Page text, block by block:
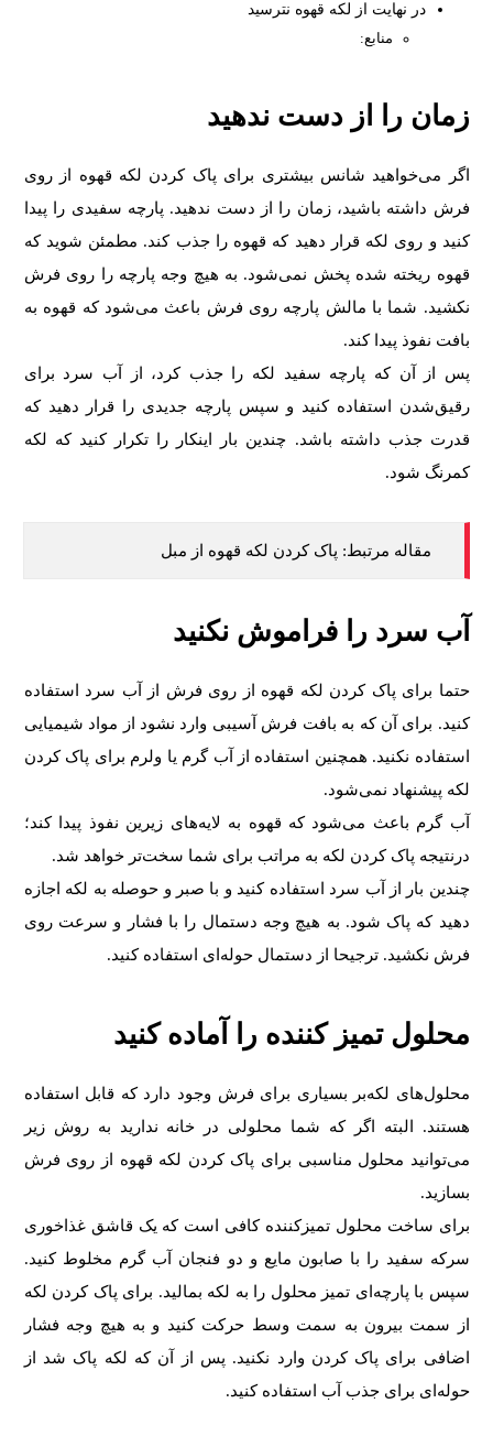
در نهایت از لکه قهوه نترسید
منابع:
زمان را از دست ندهید
اگر می‌خواهید شانس بیشتری برای پاک کردن لکه قهوه از روی
فرش داشته باشید، زمان را از دست ندهید. پارچه سفیدی را پیدا
کنید و روی لکه قرار دهید که قهوه را جذب کند. مطمئن شوید که
قهوه ریخته شده پخش نمی‌شود. به هیچ وجه پارچه را روی فرش
نکشید. شما با مالش پارچه روی فرش باعث می‌شود که قهوه به
بافت نفوذ پیدا کند.
پس از آن که پارچه سفید لکه را جذب کرد، از آب سرد برای
رقیق‌شدن استفاده کنید و سپس پارچه جدیدی را قرار دهید که
قدرت جذب داشته باشد. چندین بار اینکار را تکرار کنید که لکه
کمرنگ شود.
مقاله مرتبط: پاک کردن لکه قهوه از مبل
آب سرد را فراموش نکنید
حتما برای پاک کردن لکه قهوه از روی فرش از آب سرد استفاده
کنید. برای آن که به بافت فرش آسیبی وارد نشود از مواد شیمیایی
استفاده نکنید. همچنین استفاده از آب گرم یا ولرم برای پاک کردن
لکه پیشنهاد نمی‌شود.
آب گرم باعث می‌شود که قهوه به لایه‌های زیرین نفوذ پیدا کند؛
درنتیجه پاک کردن لکه به مراتب برای شما سخت‌تر خواهد شد.
چندین بار از آب سرد استفاده کنید و با صبر و حوصله به لکه اجازه
دهید که پاک شود. به هیچ وجه دستمال را با فشار و سرعت روی
فرش نکشید. ترجیحا از دستمال حوله‌ای استفاده کنید.
محلول تمیز کننده را آماده کنید
محلول‌های لکه‌بر بسیاری برای فرش وجود دارد که قابل استفاده
هستند. البته اگر که شما محلولی در خانه ندارید به روش زیر
می‌توانید محلول مناسبی برای پاک کردن لکه قهوه از روی فرش
بسازید.
برای ساخت محلول تمیزکننده کافی است که یک قاشق غذاخوری
سرکه سفید را با صابون مایع و دو فنجان آب گرم مخلوط کنید.
سپس با پارچه‌ای تمیز محلول را به لکه بمالید. برای پاک کردن لکه
از سمت بیرون به سمت وسط حرکت کنید و به هیچ وجه فشار
اضافی برای پاک کردن وارد نکنید. پس از آن که لکه پاک شد از
حوله‌ای برای جذب آب استفاده کنید.